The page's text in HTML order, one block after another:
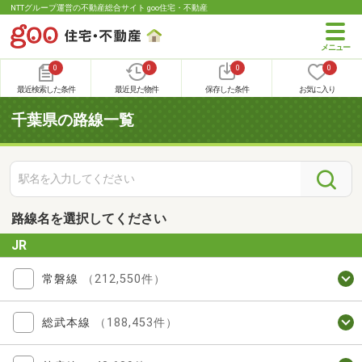
NTTグループ運営の不動産総合サイト goo住宅・不動産
0
最近検索した条件
0
最近見た物件
0
保存した条件
0
お気に入り
千葉県の路線一覧
路線名を選択してください
JR
常磐線 （212,550件）
総武本線 （188,453件）